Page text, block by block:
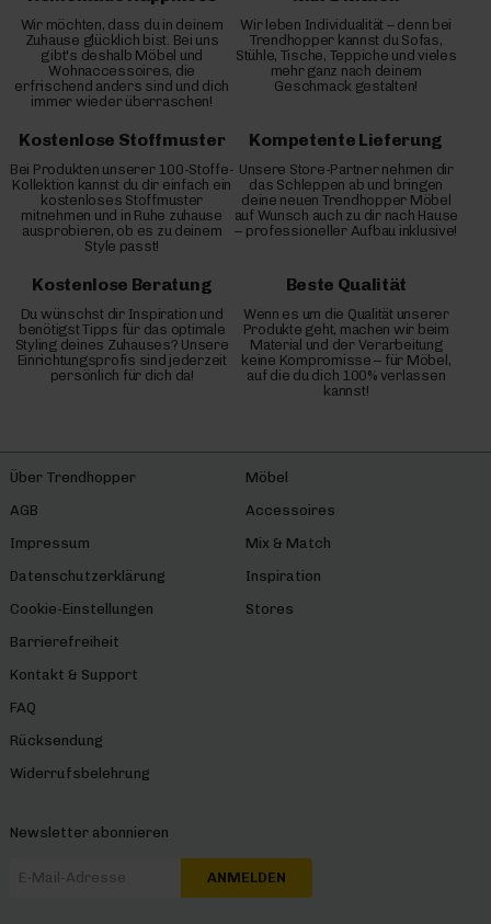
Wir möchten, dass du in deinem
Zuhause glücklich bist. Bei uns
gibt's deshalb Möbel und
Wohnaccessoires, die
erfrischend anders sind und dich
immer wieder überraschen!
Wir leben Individualität – denn bei
Trendhopper kannst du Sofas,
Stühle, Tische, Teppiche und vieles
mehr ganz nach deinem
Geschmack gestalten!
Kostenlose Stoffmuster
Bei Produkten unserer 100-Stoffe-
Kollektion kannst du dir einfach ein
kostenloses Stoffmuster
mitnehmen und in Ruhe zuhause
ausprobieren, ob es zu deinem
Style passt!
Kompetente Lieferung
Unsere Store-Partner nehmen dir
das Schleppen ab und bringen
deine neuen Trendhopper Möbel
auf Wunsch auch zu dir nach Hause
– professioneller Aufbau inklusive!
Kostenlose Beratung
Du wünschst dir Inspiration und
benötigst Tipps für das optimale
Styling deines Zuhauses? Unsere
Einrichtungsprofis sind jederzeit
persönlich für dich da!
Beste Qualität
Wenn es um die Qualität unserer
Produkte geht, machen wir beim
Material und der Verarbeitung
keine Kompromisse – für Möbel,
auf die du dich 100% verlassen
kannst!
Über Trendhopper
AGB
Impressum
Datenschutzerklärung
Cookie-Einstellungen
Barrierefreiheit
Kontakt & Support
FAQ
Rücksendung
Widerrufsbelehrung
Möbel
Accessoires
Mix & Match
Inspiration
Stores
Newsletter abonnieren
ANMELDEN